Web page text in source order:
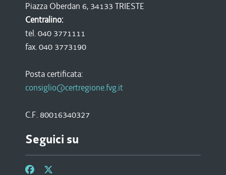
Piazza Oberdan 6, 34133 TRIESTE
Centralino:
tel. 040 3771111
fax. 040 3773190
Posta certificata:
consiglio@certregione.fvg.it
C.F. 80016340327
Seguici su